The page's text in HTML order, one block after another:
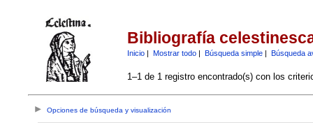
Bibliografía
Inicio| Mostrar todo| Búsqueda simple| Búsqueda
1–1 de 1 registro encontrado(s) con los
Opciones de búsqueda y visualización